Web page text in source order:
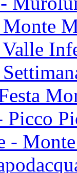
Picco
-